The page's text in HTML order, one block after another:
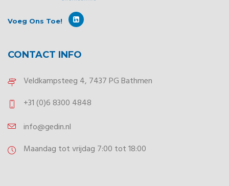
Voeg Ons Toe!
CONTACT INFO
Veldkampsteeg 4, 7437 PG Bathmen
+31 (0)6 8300 4848
info@gedin.nl
Maandag tot vrijdag 7:00 tot 18:00